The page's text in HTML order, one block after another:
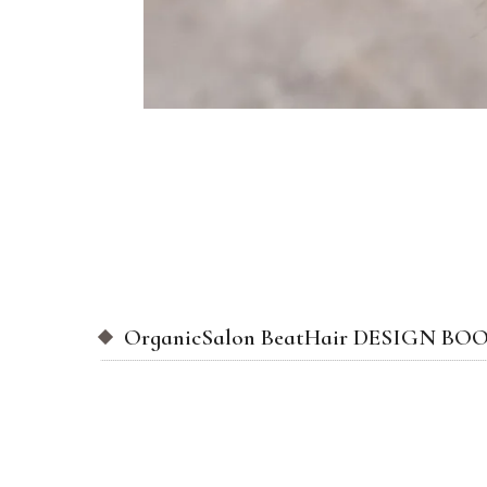
OrganicSalon BeatHair DESIGN